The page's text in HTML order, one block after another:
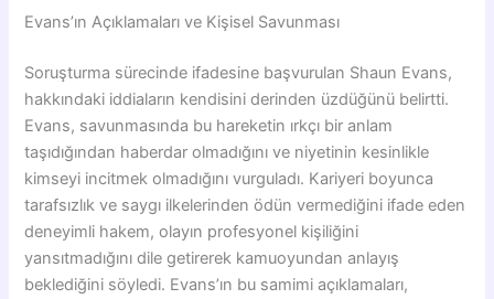
Evans’ın Açıklamaları ve Kişisel Savunması
Soruşturma sürecinde ifadesine başvurulan Shaun Evans,
hakkındaki iddiaların kendisini derinden üzdüğünü belirtti.
Evans, savunmasında bu hareketin ırkçı bir anlam
taşıdığından haberdar olmadığını ve niyetinin kesinlikle
kimseyi incitmek olmadığını vurguladı. Kariyeri boyunca
tarafsızlık ve saygı ilkelerinden ödün vermediğini ifade eden
deneyimli hakem, olayın profesyonel kişiliğini
yansıtmadığını dile getirerek kamuoyundan anlayış
beklediğini söyledi. Evans’ın bu samimi açıklamaları,